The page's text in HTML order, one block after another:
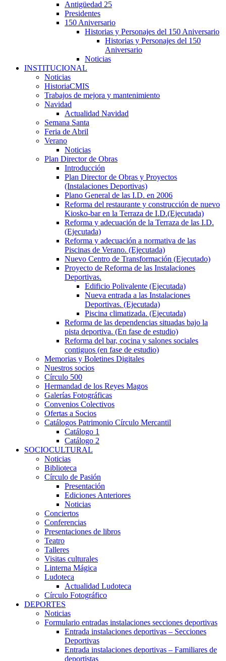
Antigüedad 25
Presidentes
150 Aniversario
Historias y Personajes del 150 Aniversario
Historias y Personajes del 150
Aniversario
Noticias
INSTITUCIONAL
Noticias
HistoriaCMIS
Trabajos de mejora y mantenimiento
Navidad
Actualidad Navidad
Semana Santa
Feria de Abril
Verano
Noticias
Plan Director de Obras
Introducción
Plan Director de Obras y Proyectos
(Instalaciones Deportivas)
Plano General de las I.D. en 2006
Reforma del restaurante y construcción de nuevo
Kiosko-bar en la Terraza de I.D.(Ejecutada)
Reforma y adecuación de la Terraza de las I.D.
(Ejecutada)
Reforma y adecuación a normativa de las
Piscinas de Verano. (Ejecutada)
Nuevo Centro de Transformación (Ejecutado)
Proyecto de Reforma de las Instalaciones
Deportivas.
Edificio Polivalente (Ejecutada)
Nueva entrada a las Instalaciones
Deportivas. (Ejecutada)
Piscina climatizada. (Ejecutada)
Reforma de las dependencias situadas bajo la
pista deportiva. (En fase de estudio)
Reforma del bar, cocina y salones sociales
contiguos (en fase de estudio)
Memorias y Boletines Digitales
Nuestros socios
Círculo 500
Hermandad de los Reyes Magos
Galerías Fotográficas
Convenios Colectivos
Ofertas a Socios
Catálogos Patrimonio Círculo Mercantil
Catálogo 1
Catálogo 2
SOCIOCULTURAL
Noticias
Biblioteca
Círculo de Pasión
Presentación
Ediciones Anteriores
Noticias
Conciertos
Conferencias
Presentaciones de libros
Teatro
Talleres
Visitas culturales
Linterna Mágica
Ludoteca
Actualidad Ludoteca
Círculo Fotográfico
DEPORTES
Noticias
Formulario entradas instalaciones secciones deportivas
Entrada instalaciones deportivas – Secciones
Deportivas
Entrada instalaciones deportivas – Familiares de
deportistas